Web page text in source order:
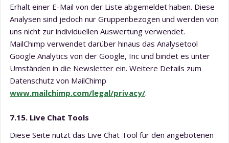
Erhalt einer E-Mail von der Liste abgemeldet haben. Diese
Analysen sind jedoch nur Gruppenbezogen und werden von
uns nicht zur individuellen Auswertung verwendet.
MailChimp verwendet darüber hinaus das Analysetool
Google Analytics von der Google, Inc und bindet es unter
Umständen in die Newsletter ein. Weitere Details zum
Datenschutz von MailChimp
www.mailchimp.com/legal/privacy/.
7.15. Live Chat Tools
Diese Seite nutzt das Live Chat Tool für den angebotenen